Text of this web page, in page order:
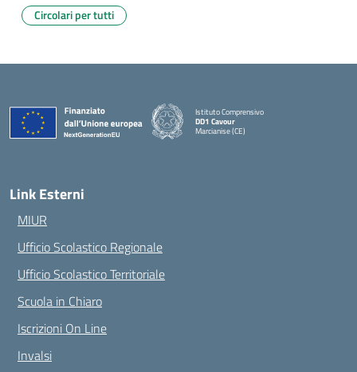
Circolari per tutti
Istituto Comprensivo
DD1 Cavour
Marcianise (CE)
Link Esterni
MIUR
Ufficio Scolastico Regionale
Ufficio Scolastico Territoriale
Scuola in Chiaro
Iscrizioni On Line
Invalsi